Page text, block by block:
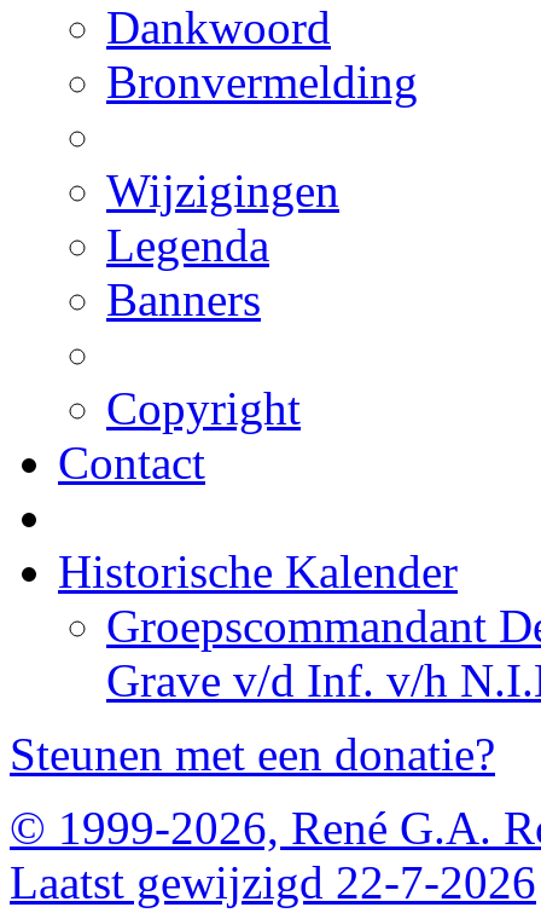
Dankwoord
Bronvermelding
Wijzigingen
Legenda
Banners
Copyright
Contact
Historische Kalender
Groepscommandant
Grave v/d Inf. v/h
Steunen met een donatie?
© 1999-2026, René G.A.
Laatst gewijzigd 22-7-2026